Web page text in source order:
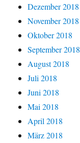
Dezember 2018
November 2018
Oktober 2018
September 2018
August 2018
Juli 2018
Juni 2018
Mai 2018
April 2018
März 2018